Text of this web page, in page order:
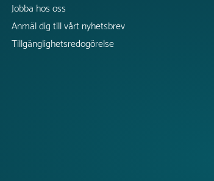
Jobba hos oss
Anmäl dig till vårt nyhetsbrev
Tillgänglighetsredogörelse